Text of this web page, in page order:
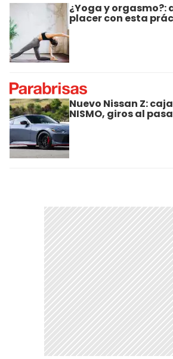
¿Yoga y orgasmo?:
placer con esta
Nuevo Nissan Z:
NISMO, giros al